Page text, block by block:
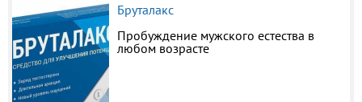
Бруталакс
Пробуждение мужского естества в
любом возрасте